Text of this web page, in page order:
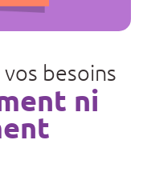
besoins
ni